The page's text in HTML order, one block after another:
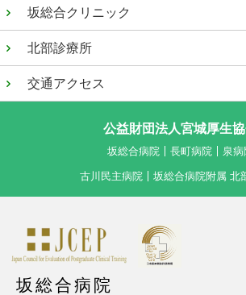
坂総合クリニック
北部診療所
交通アクセス
公益財団法人宮城厚生
坂総合病院 長町病院 泉病
古川民主病院 坂総合病院附属 北